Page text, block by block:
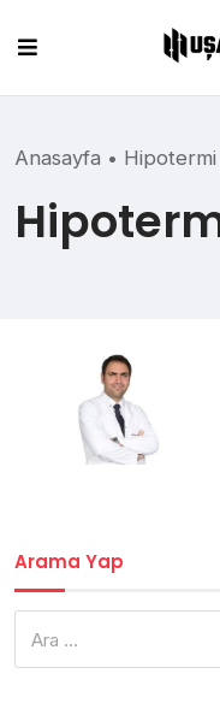
content
Anasayfa • Hipotermi
Arama Yap